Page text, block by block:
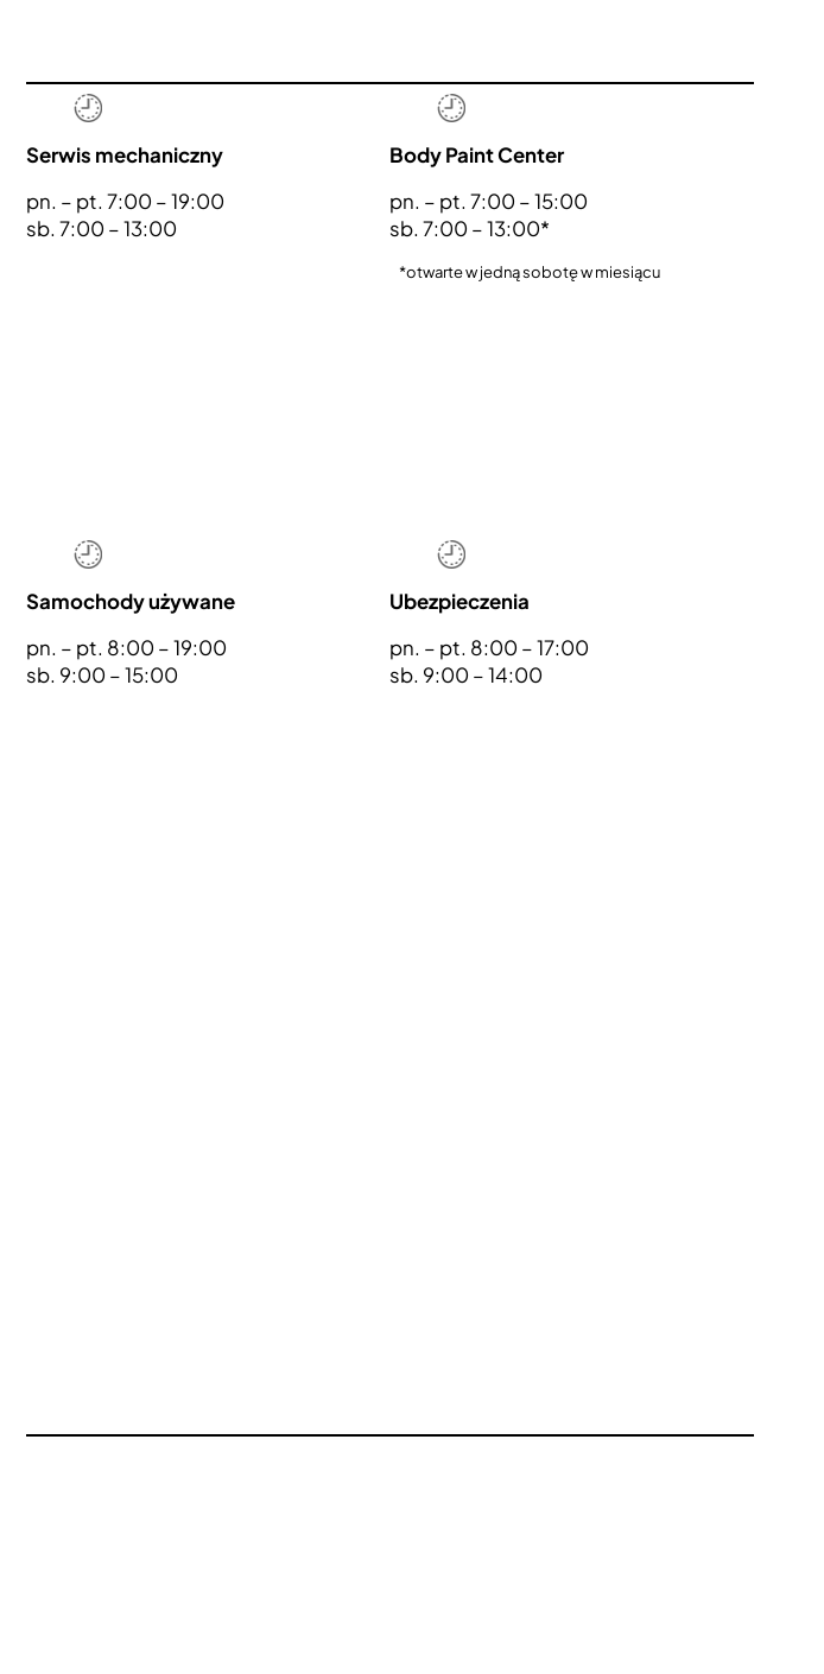
Serwis mechaniczny
pn. – pt. 7:00 – 19:00
sb. 7:00 – 13:00
Body Paint Center
pn. – pt. 7:00 – 15:00
sb. 7:00 – 13:00*
*otwarte w jedną sobotę w miesiącu
Samochody używane
pn. – pt. 8:00 – 19:00
sb. 9:00 – 15:00
Ubezpieczenia
pn. – pt. 8:00 – 17:00
sb. 9:00 – 14:00